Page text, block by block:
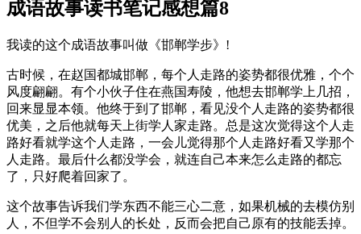
成语故事读书笔记感想篇8
我读的这个成语故事叫做《邯郸学步》!
古时候，在赵国都城邯郸，每个人走路的姿势都很优雅，个个
风度翩翩。有个小伙子住在燕国寿陵，他想去邯郸学上几招，
回来显显本领。他终于到了邯郸，看见没个人走路的姿势都很
优美，之后他就每天上街学人家走路。总是这次觉得这个人走
路好看就学这个人走路，一会儿觉得那个人走路好看又学那个
人走路。最后什么都没学会，就连自己本来怎么走路的都忘
了，只好爬着回家了。
这个故事告诉我们学东西不能三心二意，如果机械的去模仿别
人，不但学不会别人的长处，反而会把自己原有的技能丢掉。